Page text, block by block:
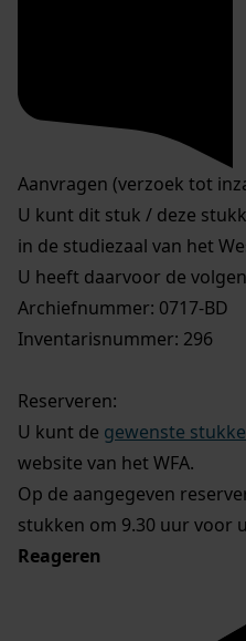
Aanvragen (verzoek tot
U kunt dit stuk / deze
in de studiezaal van het
U heeft daarvoor de
Archiefnummer: 0717-BD
Inventarisnummer: 296
Reserveren:
U kunt de gewenste
website van het WFA.
Op de aangegeven
stukken om 9.30 uur voor
Reageren